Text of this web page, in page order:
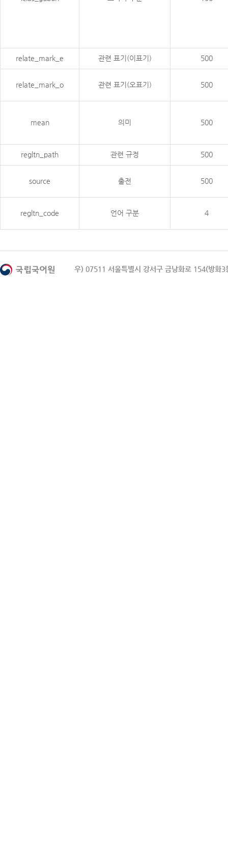
relate_mark_e 관련 표기(이표기) 500
relate_mark_o 관련 표기(오표기) 500
mean 의미 500
regltn_path 관련 규정 500
source 출전 500
regltn_code 언어 구분 4
우) 07511 서울특별시 강서구 금낭화로 154(방화3